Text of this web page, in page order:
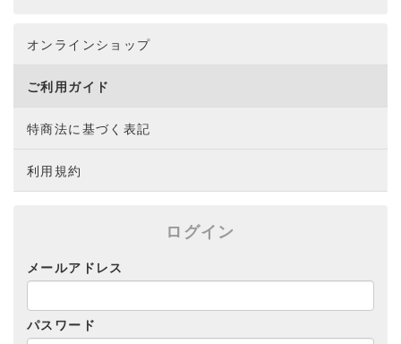
オンラインショップ
ご利用ガイド
特商法に基づく表記
利用規約
ログイン
メールアドレス
パスワード